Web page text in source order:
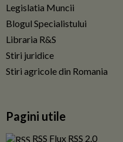
Legislatia Muncii
Blogul Specialistului
Libraria R&S
Stiri juridice
Stiri agricole din Romania
Pagini utile
RSS Flux RSS 2.0